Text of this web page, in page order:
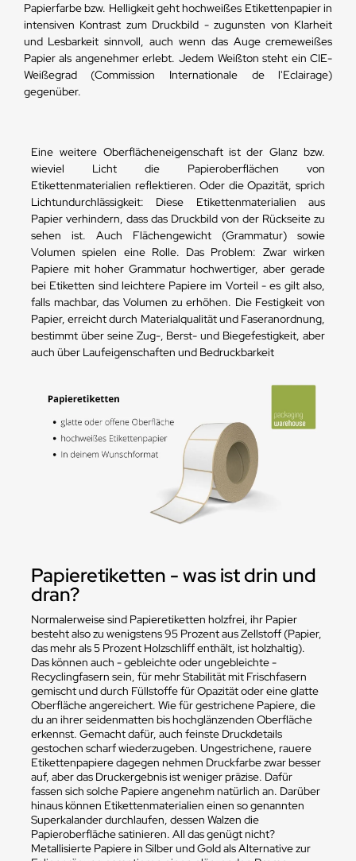
Papierfarbe bzw. Helligkeit geht hochweißes Etikettenpapier in
intensiven Kontrast zum Druckbild - zugunsten von Klarheit
und Lesbarkeit sinnvoll, auch wenn das Auge cremeweißes
Papier als angenehmer erlebt. Jedem Weißton steht ein CIE-
Weißegrad (Commission Internationale de l'Eclairage)
gegenüber.
Eine weitere Oberflächeneigenschaft ist der Glanz bzw.
wieviel Licht die Papieroberflächen von
Etikettenmaterialien reflektieren. Oder die Opazität, sprich
Lichtundurchlässigkeit: Diese Etikettenmaterialien aus
Papier verhindern, dass das Druckbild von der Rückseite zu
sehen ist. Auch Flächengewicht (Grammatur) sowie
Volumen spielen eine Rolle. Das Problem: Zwar wirken
Papiere mit hoher Grammatur hochwertiger, aber gerade
bei Etiketten sind leichtere Papiere im Vorteil - es gilt also,
falls machbar, das Volumen zu erhöhen. Die Festigkeit von
Papier, erreicht durch Materialqualität und Faseranordnung,
bestimmt über seine Zug-, Berst- und Biegefestigkeit, aber
auch über Laufeigenschaften und Bedruckbarkeit
Papieretiketten - was ist drin und
dran?
Normalerweise sind Papieretiketten holzfrei, ihr Papier
besteht also zu wenigstens 95 Prozent aus Zellstoff (Papier,
das mehr als 5 Prozent Holzschliff enthält, ist holzhaltig).
Das können auch - gebleichte oder ungebleichte -
Recyclingfasern sein, für mehr Stabilität mit Frischfasern
gemischt und durch Füllstoffe für Opazität oder eine glatte
Oberfläche angereichert. Wie für gestrichene Papiere, die
du an ihrer seidenmatten bis hochglänzenden Oberfläche
erkennst. Gemacht dafür, auch feinste Druckdetails
gestochen scharf wiederzugeben. Ungestrichene, rauere
Etikettenpapiere dagegen nehmen Druckfarbe zwar besser
auf, aber das Druckergebnis ist weniger präzise. Dafür
fassen sich solche Papiere angenehm natürlich an. Darüber
hinaus können Etikettenmaterialien einen so genannten
Superkalander durchlaufen, dessen Walzen die
Papieroberfläche satinieren. All das genügt nicht?
Metallisierte Papiere in Silber und Gold als Alternative zur